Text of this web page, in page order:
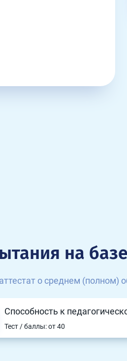
на
о среднем (полном)
Способность к
Тест / баллы: от 40